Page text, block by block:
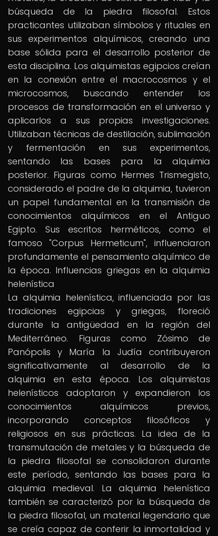
búsqueda de la piedra filosofal. Estos
practicantes utilizaban símbolos y rituales en
sus experimentos alquímicos, creando una
base sólida para el desarrollo posterior de
esta disciplina. Los alquimistas egipcios creían
en la conexión entre el macrocosmos y el
microcosmos, buscando entender los
procesos de transformación en el universo y
aplicarlos a sus propias investigaciones.
Utilizaban técnicas de destilación, sublimación
y fermentación en sus experimentos,
sentando las bases para la alquimia
posterior. Figuras como Hermes Trismegisto,
considerado el padre de la alquimia, tuvieron
un papel fundamental en la transmisión de
conocimientos alquímicos en el Antiguo
Egipto. Sus escritos herméticos, como el
famoso "Corpus Hermeticum", influenciaron
profundamente el pensamiento alquímico de
la época. Influencias griegas en la alquimia
helenística
La alquimia helenística, influenciada por las
tradiciones egipcias y griegas, floreció
durante la antigüedad en la región del
Mediterráneo. Figuras como Zósimo de
Panópolis y María la Judía contribuyeron
significativamente al desarrollo de la
alquimia en esta época. Los alquimistas
helenísticos adoptaron y expandieron los
conocimientos alquímicos previos,
incorporando conceptos filosóficos y
religiosos en sus prácticas. La idea de la
transmutación de metales y la búsqueda de
la piedra filosofal se consolidaron durante
este período, sentando las bases para la
alquimia medieval. La alquimia helenística
también se caracterizó por la búsqueda de
la piedra filosofal, un material legendario que
se creía capaz de conferir la inmortalidad y